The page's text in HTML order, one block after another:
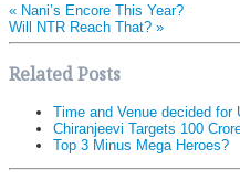
« Nani’s Encore This Year?
Will NTR Reach That? »
Related Posts
Time and Venue decided
Chiranjeevi Targets 100
Top 3 Minus Mega Heroes?